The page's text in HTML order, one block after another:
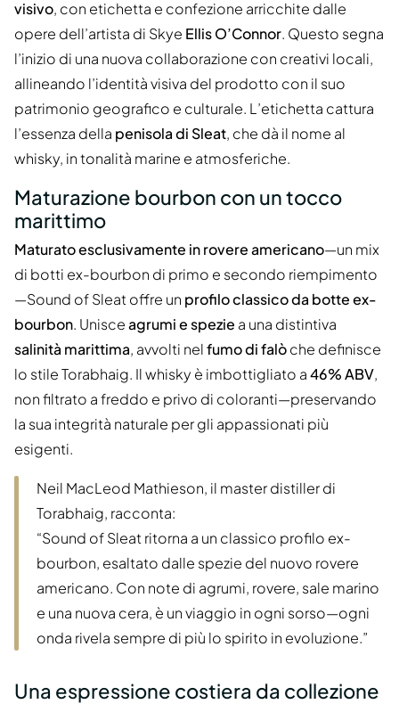
visivo, con etichetta e confezione arricchite dalle
opere dell’artista di Skye Ellis O’Connor. Questo segna
l’inizio di una nuova collaborazione con creativi locali,
allineando l’identità visiva del prodotto con il suo
patrimonio geografico e culturale. L’etichetta cattura
l’essenza della penisola di Sleat, che dà il nome al
whisky, in tonalità marine e atmosferiche.
Maturazione bourbon con un tocco
marittimo
Maturato esclusivamente in rovere americano—un mix
di botti ex-bourbon di primo e secondo riempimento
—Sound of Sleat offre un profilo classico da botte ex-
bourbon. Unisceagrumi e spezie a una distintiva
salinità marittima, avvolti nelfumo di falòche definisce
lo stile Torabhaig. Il whisky è imbottigliato a46% ABV,
non filtrato a freddo e privo di coloranti—preservando
la sua integrità naturale per gli appassionati più
esigenti.
Neil MacLeod Mathieson, il master distiller di
Torabhaig, racconta:
“Sound of Sleat ritorna a un classico profilo ex-
bourbon, esaltato dalle spezie del nuovo rovere
americano. Con note di agrumi, rovere, sale marino
e una nuova cera, è un viaggio in ogni sorso—ogni
onda rivela sempre di più lo spirito in evoluzione.”
Una espressione costiera da collezione